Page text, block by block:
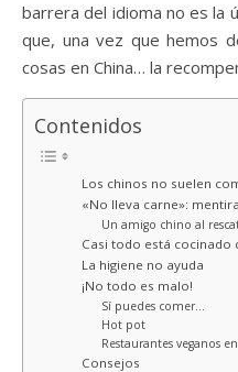
barrera del idioma no es la
que, una vez que hemos
cosas en China… la
Contenidos
Los chinos no suelen
«No lleva carne»: mentira
Un amigo chino al
Casi todo está cocinado
La higiene no ayuda
¡No todo es malo!
Sí puedes comer…
Hot pot
Restaurantes veganos
Consejos